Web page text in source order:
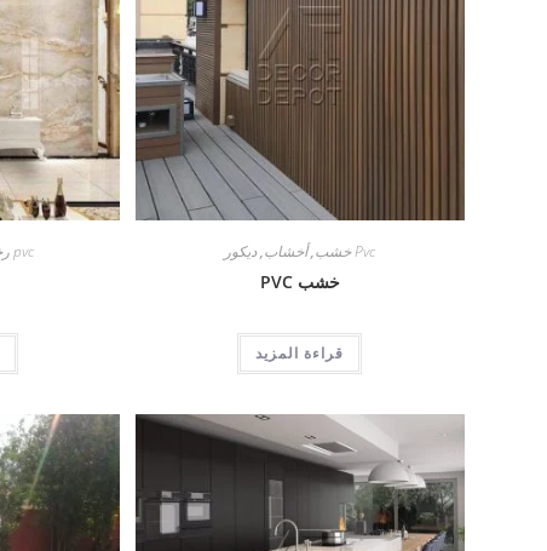
Pvc خشب ,أخشاب,ديكور
خشب PVC
قراءة المزيد
pvc رخامي